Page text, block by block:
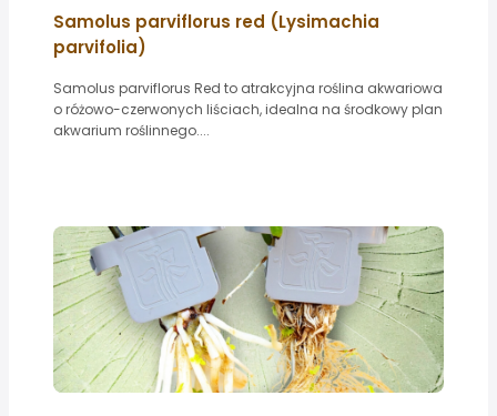
Samolus parviflorus red (Lysimachia
parvifolia)
Samolus parviflorus Red to atrakcyjna roślina akwariowa
o różowo-czerwonych liściach, idealna na środkowy plan
akwarium roślinnego....